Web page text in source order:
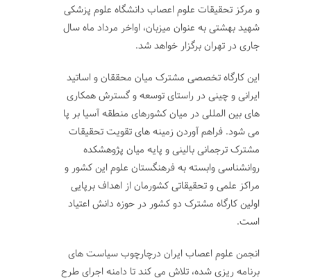
و مرکز تحقیقات علوم اعصاب دانشگاه علوم پزشکی
شهید بهشتی به عنوان میزبان، اواخر مرداد ماه سال
جاری در تهران برگزار خواهد شد.
این کارگاه تخصصی مشترک میان محققان و اساتید
ایرانی و چینی در راستای توسعه و گسترش همکاری
های بین المللی در میان کشورهای منطقه آسیا بر پا
می شود. فراهم آوردن زمینه های تقویت تحقیقات
مشترک ترجمانی بالینی و پایه میان پژوهشکده
روانشناسی وابسته به فرهنگستان علوم این کشور و
مراکز علمی و تحقیقاتی کشورمان از اهداف برپایی
اولین کارگاه مشترک دو کشور در حوزه دانش اعتیاد
است.
انجمن علوم اعصاب ایران درچارچوب سیاست های
برنامه ریزی شده، تلاش می کند تا دامنه اجرای طرح